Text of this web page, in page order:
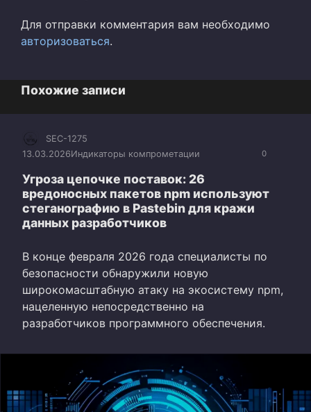
Для отправки комментария вам необходимо
авторизоваться.
Похожие записи
0
SEC-1275
13.03.2026Индикаторы компрометации
Угроза цепочке поставок: 26
вредоносных пакетов npm используют
стеганографию в Pastebin для кражи
данных разработчиков
В конце февраля 2026 года специалисты по
безопасности обнаружили новую
широкомасштабную атаку на экосистему npm,
нацеленную непосредственно на
разработчиков программного обеспечения.